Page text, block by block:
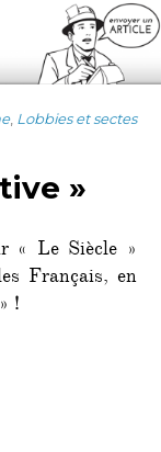
, Lobbies et sectes
»
« Le Siècle »
Français, en
!